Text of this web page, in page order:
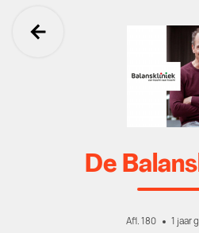
Ga terug
De
Afl. 180 1 jaar